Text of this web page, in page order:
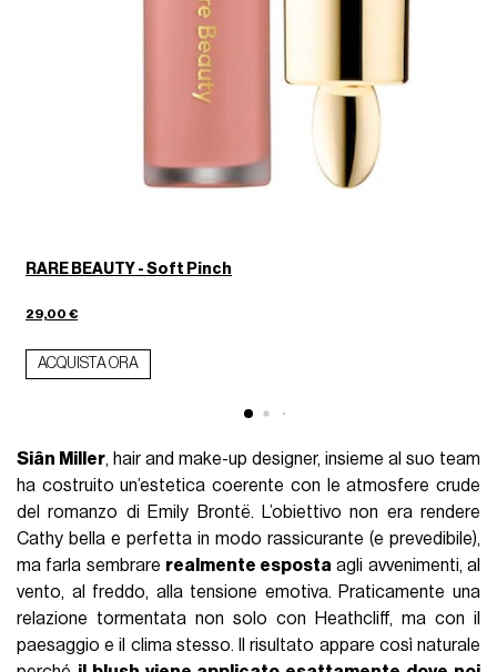
RARE BEAUTY - Soft Pinch
29,00 €
ACQUISTA ORA
Siân Miller, hair and make-up designer, insieme al suo team
ha costruito un’estetica coerente con le atmosfere crude
del romanzo di Emily Brontë. L’obiettivo non era rendere
Cathy bella e perfetta in modo rassicurante (e prevedibile),
ma farla sembrare realmente esposta agli avvenimenti, al
vento, al freddo, alla tensione emotiva. Praticamente una
relazione tormentata non solo con Heathcliff, ma con il
paesaggio e il clima stesso. Il risultato appare così naturale